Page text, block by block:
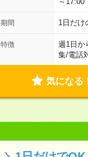
期間 1日だ
特徴 週1日か
集/電話
気になる